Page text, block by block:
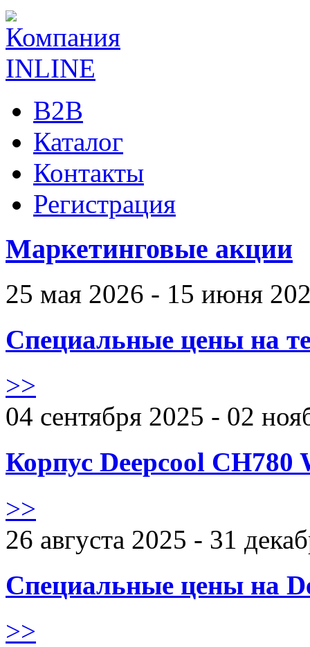
B2B
Каталог
Контакты
Регистрация
Маркетинговые акции
25 мая 2026 - 15 июня
Специальные цены на
>>
04 сентября 2025 - 02
Корпус Deepcool CH780
>>
26 августа 2025 - 31
Специальные цены на
>>